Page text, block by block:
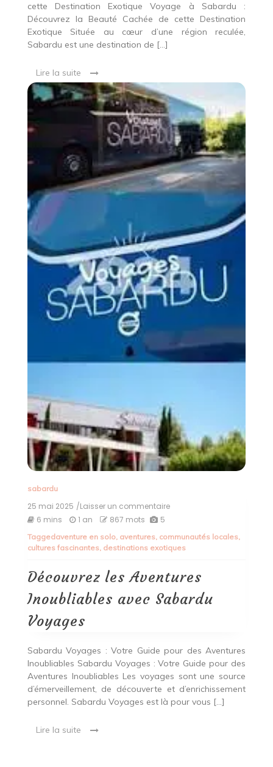
cette Destination Exotique Voyage à Sabardu :
Découvrez la Beauté Cachée de cette Destination
Exotique Située au cœur d’une région reculée,
Sabardu est une destination de […]
Lire la suite
sabardu
25 mai 2025 /Laisser un commentaireon
Aventures
Inoubliables
Voyages
6 mins 1 an 867 mots 5
Taggedaventure en solo, aventures, communautés locales,
cultures fascinantes, destinations exotiques
Découvrez les Aventures
Inoubliables avec Sabardu
Voyages
Sabardu Voyages : Votre Guide pour des Aventures
Inoubliables Sabardu Voyages : Votre Guide pour des
Aventures Inoubliables Les voyages sont une source
d’émerveillement, de découverte et d’enrichissement
personnel. Sabardu Voyages est là pour vous […]
Lire la suite